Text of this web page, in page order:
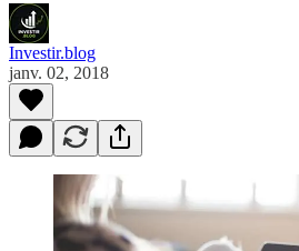
Investir.blog
janv. 02, 2018